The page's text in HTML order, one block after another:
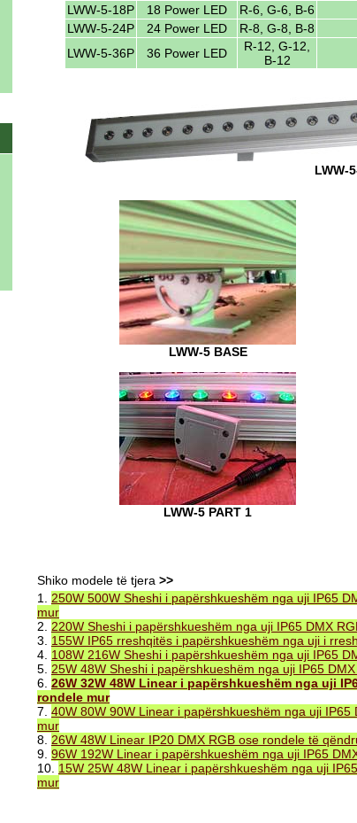
LWW-5-18P
18 Power LED R-6, G-6, B-6
LWW-5-24P
24 Power LED R-8, G-8, B-8
LWW-5-36P
36 Power LED
R-12, G-12,
B-12
LWW-
LWW-5 BASE
LWW-5 PART 1
Shiko modele të tjera >>
1. 250W 500W Sheshi i papërshkueshëm nga uji IP65
mur
2. 220W Sheshi i papërshkueshëm nga uji IP65 DMX
3. 155W IP65 rreshqitës i papërshkueshëm nga uji i
4. 108W 216W Sheshi i papërshkueshëm nga uji IP65
5. 25W 48W Sheshi i papërshkueshëm nga uji IP65
6. 26W 32W 48W Linear i papërshkueshëm nga uji
rondele mur
7. 40W 80W 90W Linear i papërshkueshëm nga uji
mur
8. 26W 48W Linear IP20 DMX RGB ose rondele të
9. 96W 192W Linear i papërshkueshëm nga uji IP65
10. 15W 25W 48W Linear i papërshkueshëm nga uji
mur